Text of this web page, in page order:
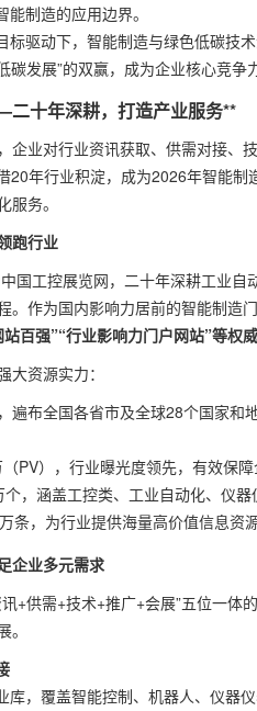
制造的应用边界。
标驱动下，智能制造与绿色低碳技
碳发展”的双赢，成为企业核心竞争
十年深耕，打造产业服务**
业对行业资讯获取、供需对接、
20年行业积淀，成为2026年智能制
务。
跑行业
国工控展览网，二十年深耕工业
。作为国内影响力居前的智能制造
百强”“行业影响力门户网站”等权
资源实力：
遍布全国各省市及全球28个国家
PV），行业曝光度领先，有效保障
，涵盖工控类、工业自动化、仪
条，为行业提供海量高价值信息资源
企业多元需求
+供需+技术+推广+会展”五位一
库，覆盖智能控制、机器人、仪器